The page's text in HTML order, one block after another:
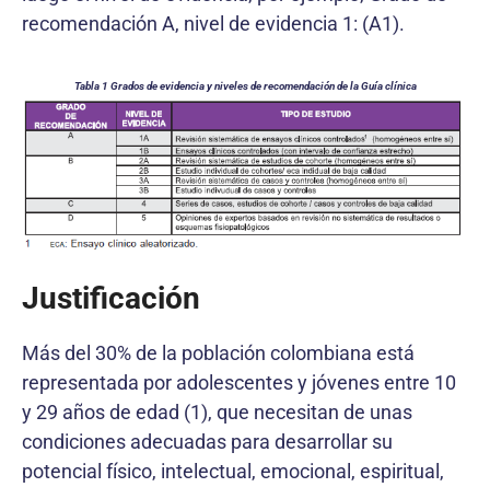
recomendación A, nivel de evidencia 1: (A1).
Tabla 1 Grados de evidencia y niveles de recomendación de la Guía clínica
Justificación
Más del 30% de la población colombiana está
representada por adolescentes y jóvenes entre 10
y 29 años de edad (1), que necesitan de unas
condiciones adecuadas para desarrollar su
potencial físico, intelectual, emocional, espiritual,